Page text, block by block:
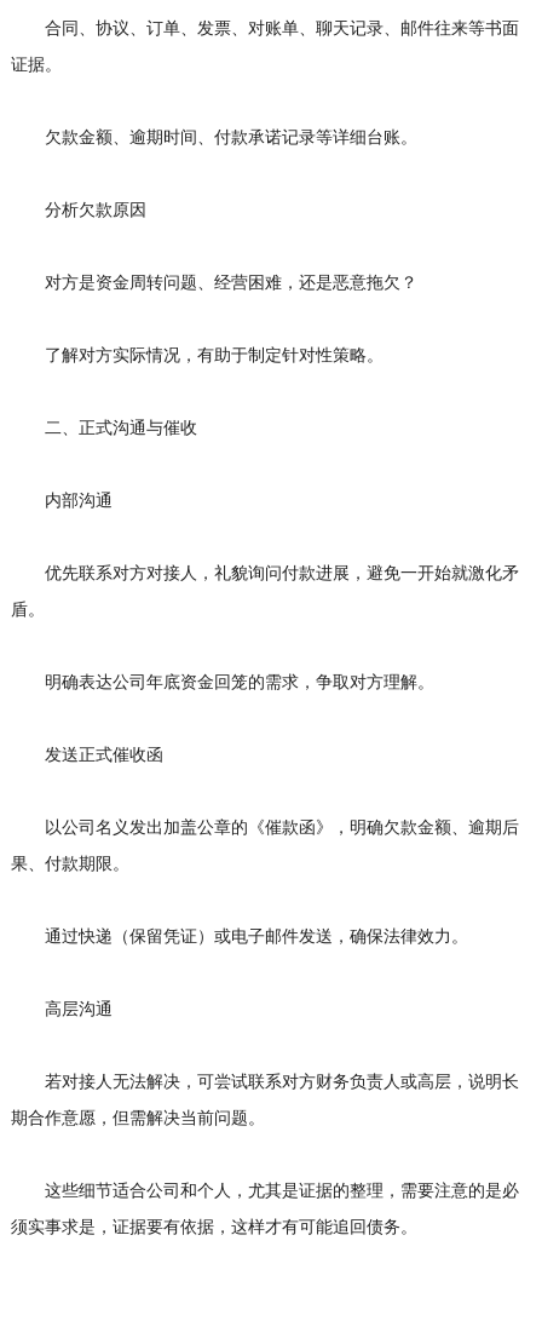
合同、协议、订单、发票、对账单、聊天记录、邮件往来等书面
证据。
欠款金额、逾期时间、付款承诺记录等详细台账。
分析欠款原因
对方是资金周转问题、经营困难，还是恶意拖欠？
了解对方实际情况，有助于制定针对性策略。
二、正式沟通与催收
内部沟通
优先联系对方对接人，礼貌询问付款进展，避免一开始就激化矛
盾。
明确表达公司年底资金回笼的需求，争取对方理解。
发送正式催收函
以公司名义发出加盖公章的《催款函》，明确欠款金额、逾期后
果、付款期限。
通过快递（保留凭证）或电子邮件发送，确保法律效力。
高层沟通
若对接人无法解决，可尝试联系对方财务负责人或高层，说明长
期合作意愿，但需解决当前问题。
这些细节适合公司和个人，尤其是证据的整理，需要注意的是必
须实事求是，证据要有依据，这样才有可能追回债务。